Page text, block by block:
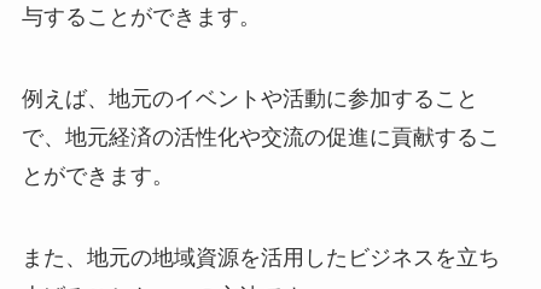
与することができます。
例えば、地元のイベントや活動に参加すること
で、地元経済の活性化や交流の促進に貢献するこ
とができます。
また、地元の地域資源を活用したビジネスを立ち